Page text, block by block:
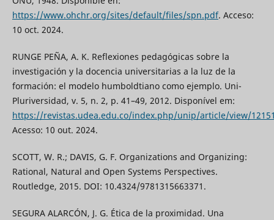
https://www.ohchr.org/sites/default/files/spn.pdf. Acceso:
10 oct. 2024.
RUNGE PEÑA, A. K. Reflexiones pedagógicas sobre la
investigación y la docencia universitarias a la luz de la
formación: el modelo humboldtiano como ejemplo. Uni-
Pluriversidad, v. 5, n. 2, p. 41–49, 2012. Disponível em:
https://revistas.udea.edu.co/index.php/unip/article/view/
Acesso: 10 out. 2024.
SCOTT, W. R.; DAVIS, G. F. Organizations and Organizing:
Rational, Natural and Open Systems Perspectives.
Routledge, 2015. DOI: 10.4324/9781315663371.
SEGURA ALARCÓN, J. G. Ética de la proximidad. Una